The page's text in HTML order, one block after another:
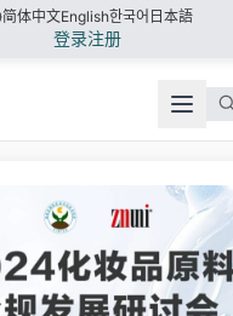
简体中文English한국어 日本語
登录注册